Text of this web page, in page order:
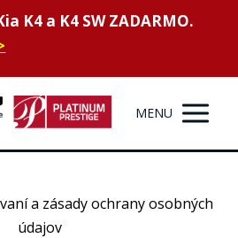
K4 a K4 SW ZADARMO.
MENU
a zásady ochrany osobných
údajov